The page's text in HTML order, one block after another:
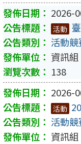
2026-
活動
活動競
資訊組
138
2026-
活動
活動競
資訊組